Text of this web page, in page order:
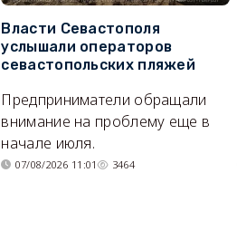
Власти Севастополя
услышали операторов
севастопольских пляжей
Предприниматели обращали
внимание на проблему еще в
начале июля.
07/08/2026 11:01 3464